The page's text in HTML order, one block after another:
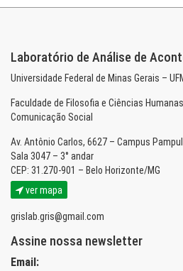
Laboratório de Análise de
Universidade Federal de Minas Gerais –
Faculdade de Filosofia e Ciências
Comunicação Social
Av. Antônio Carlos, 6627 – Campus
Sala 3047 – 3° andar
CEP: 31.270-901 – Belo Horizonte/MG
ver mapa
grislab.gris@gmail.com
Assine nossa newsletter
Email: